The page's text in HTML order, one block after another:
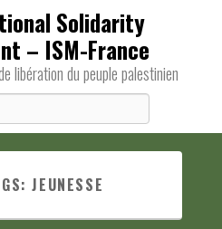
Solidarity
– ISM-France
libération du peuple palestinien
JEUNESSE